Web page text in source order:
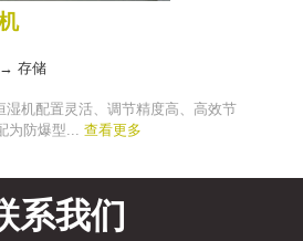
→ 存储
湿机配置灵活、调节精度高、高效节
为防爆型... 查看更多
系我们